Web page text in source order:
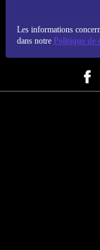
Les informations
dans notre Politique de